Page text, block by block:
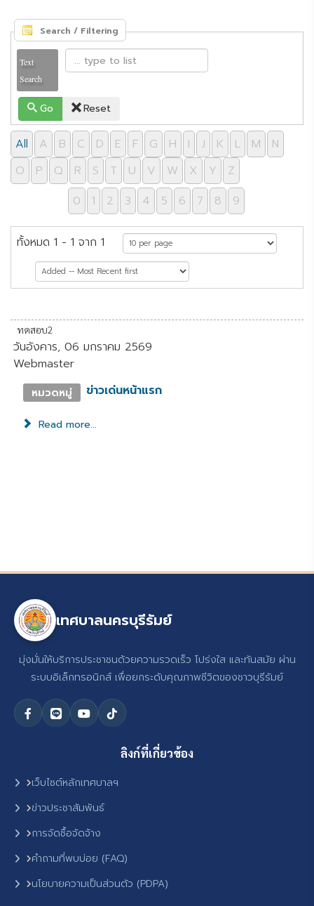
Search / Filtering
Text
Search
Go Reset
All A B C D E F G H I J K L M
N
O
P Q R S T U V W X Y
Z
0
1 2 3 4 5 6 7 8 9
ทั้งหมด 1 - 1 จาก 1
ทดสอบ2
วันอังคาร, 06 มกราคม 2569
Webmaster
หมวดหมู่ ข่าวเด่นหน้าแรก
Read more...
เทศบาลนครบุรีรัมย์
มุ่งมั่นให้บริการประชาชนด้วยความรวดเร็ว โปร่งใส และทันสมัย ผ่าน
ระบบอิเล็กทรอนิกส์ เพื่อยกระดับคุณภาพชีวิตของชาวบุรีรัมย์
ลิงก์ที่เกี่ยวข้อง
เว็บไซต์หลักเทศบาลฯ
ข่าวประชาสัมพันธ์
การจัดซื้อจัดจ้าง
คำถามที่พบบ่อย (FAQ)
นโยบายความเป็นส่วนตัว (PDPA)